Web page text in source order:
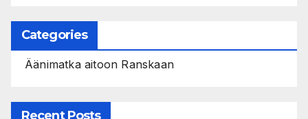
Categories
Äänimatka aitoon Ranskaan
Recent Posts